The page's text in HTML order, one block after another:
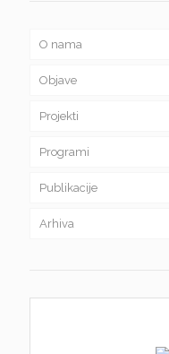
O nama
Objave
Projekti
Programi
Publikacije
Arhiva